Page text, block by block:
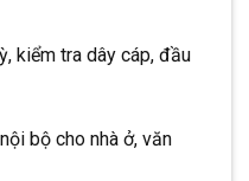
kiểm tra dây cáp, đầu
bộ cho nhà ở, văn